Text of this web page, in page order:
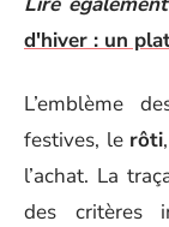
d'hiver : un
L’emblème
festives, le rôti
l’achat. La
des critères